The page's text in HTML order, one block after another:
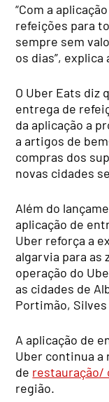
“Com a
refeições para
sempre sem
os dias”, explica
O Uber Eats diz
entrega de
da aplicação a
a artigos de
compras dos
novas cidades
Além do
aplicação de
Uber reforça a
algarvia para as
operação do
as cidades de
Portimão, Silves
A aplicação de
Uber continua a
de restauração/
região.